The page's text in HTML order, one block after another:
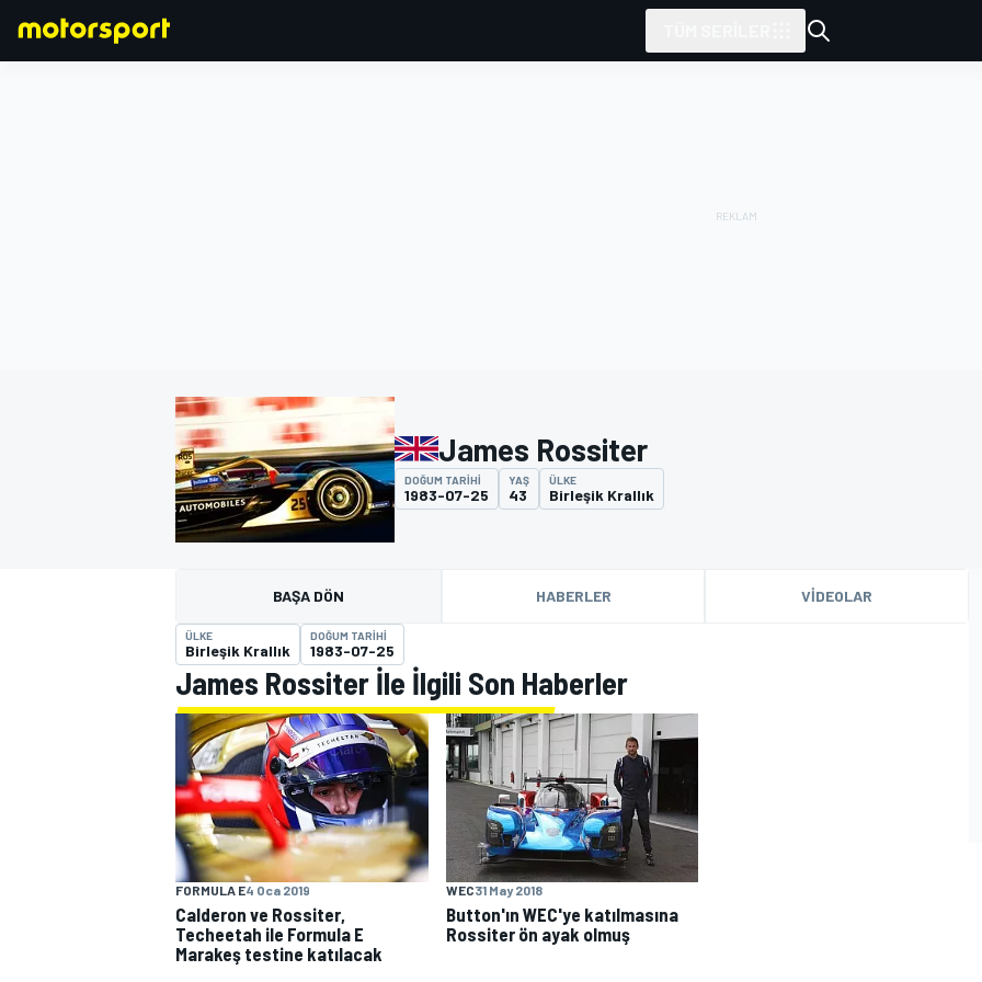
MOTOGP
WORLD SUPERBIKE
James Rossiter
DOĞUM TARIHI
1983-07-25
YAŞ
43
ÜLKE
Birleşik Krallık
BAŞA DÖN HABERLER VIDEOLAR
ÜLKE
Birleşik Krallık
DOĞUM TARIHI
1983-07-25
James Rossiter İle İlgili Son Haberler
FORMULA E4 Oca 2019
Calderon ve Rossiter,
Techeetah ile Formula E
Marakeş testine katılacak
WEC31 May 2018
Button'ın WEC'ye katılmasına
Rossiter ön ayak olmuş